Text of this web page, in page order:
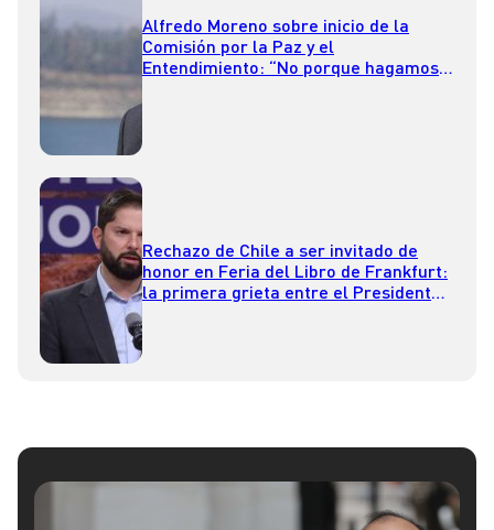
Alfredo Moreno sobre inicio de la
Comisión por la Paz y el
Entendimiento: “No porque hagamos
Rechazo de Chile a ser invitado de
honor en Feria del Libro de Frankfurt:
la primera grieta entre el Presidente